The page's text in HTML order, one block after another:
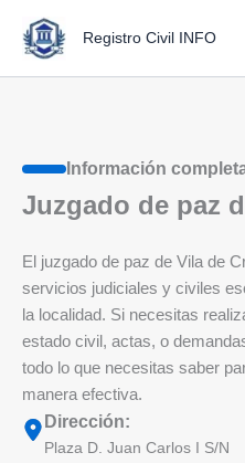
contenido
Registro Civil INFO
Información
Juzgado de paz
El juzgado de paz de Vila de
servicios judiciales y civiles
la localidad. Si necesitas
estado civil, actas, o
todo lo que necesitas saber
manera efectiva.
Dirección:
Plaza D. Juan Carlos I S/N